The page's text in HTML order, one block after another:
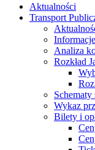
Aktualności
Transport
Analiza
Rozkład
Wykaz
Bilety i